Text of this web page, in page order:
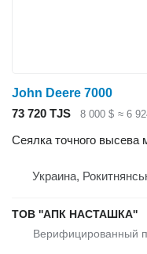
John Deere 7000
73 720 TJS
8 000 $ ≈ 6
Сеялка точного высева
Украина,
ТОВ ''AПК НАСТАШКА''